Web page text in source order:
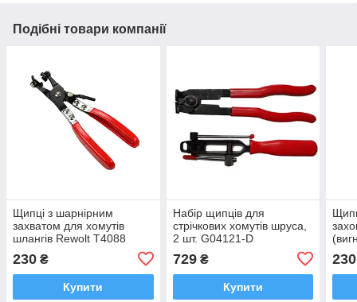
Подібні товари компанії
Щипці з шарнірним
захватом для хомутів
шлангів Rewolt T4088
230 ₴
Купити
Набір щипців для
стрічкових хомутів шруса,
2 шт. G04121-D
729₴
Купити
230